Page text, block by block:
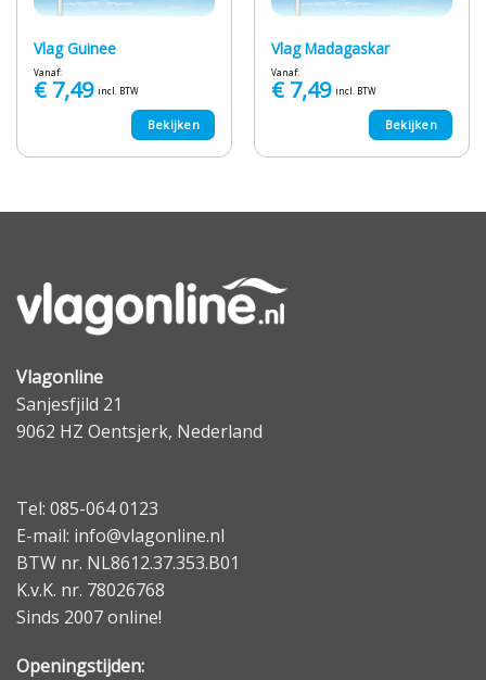
Vlag Guinee
Vanaf:
€7,49 incl. BTW
Bekijken
Vlag Madagaskar
Vanaf:
€7,49 incl. BTW
Bekijken
Vlagonline
Sanjesfjild 21
9062 HZ Oentsjerk, Nederland
Tel: 085-064 0123
E-mail: info@vlagonline.nl
BTW nr. NL8612.37.353.B01
K.v.K. nr. 78026768
Sinds 2007 online!
Openingstijden: